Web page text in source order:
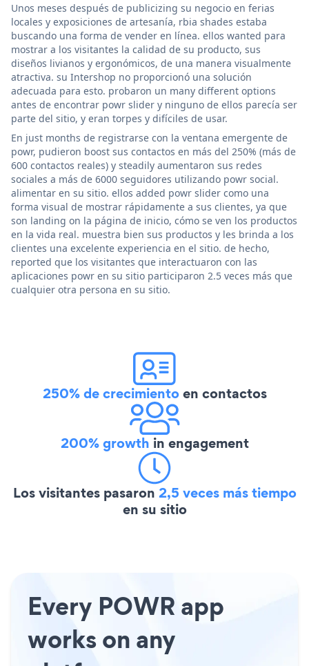
Unos meses después de publicizing su negocio en ferias
locales y exposiciones de artesanía, rbia shades estaba
buscando una forma de vender en línea. ellos wanted para
mostrar a los visitantes la calidad de su producto, sus
diseños livianos y ergonómicos, de una manera visualmente
atractiva. su Intershop no proporcionó una solución
adecuada para esto. probaron un many different options
antes de encontrar powr slider y ninguno de ellos parecía ser
parte del sitio, y eran torpes y difíciles de usar.
En just months de registrarse con la ventana emergente de
powr, pudieron boost sus contactos en más del 250% (más de
600 contactos reales) y steadily aumentaron sus redes
sociales a más de 6000 seguidores utilizando powr social.
alimentar en su sitio. ellos added powr slider como una
forma visual de mostrar rápidamente a sus clientes, ya que
son landing on la página de inicio, cómo se ven los productos
en la vida real. muestra bien sus productos y les brinda a los
clientes una excelente experiencia en el sitio. de hecho,
reported que los visitantes que interactuaron con las
aplicaciones powr en su sitio participaron 2.5 veces más que
cualquier otra persona en su sitio.
250% de crecimientoen contactos
200% growth in engagement
Los visitantes pasaron 2,5 veces más tiempo
en su sitio
Every POWR app
works on any